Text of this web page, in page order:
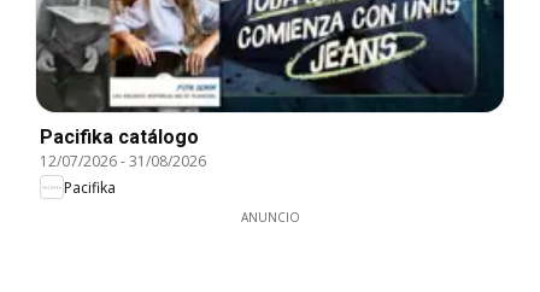
Pacifika catálogo
12/07/2026-31/08/2026
Pacifika
ANUNCIO